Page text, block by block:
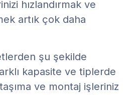
hızlandırmak ve
artık çok daha
şu şekilde
kapasite ve tiplerde
ve montaj işleriniz